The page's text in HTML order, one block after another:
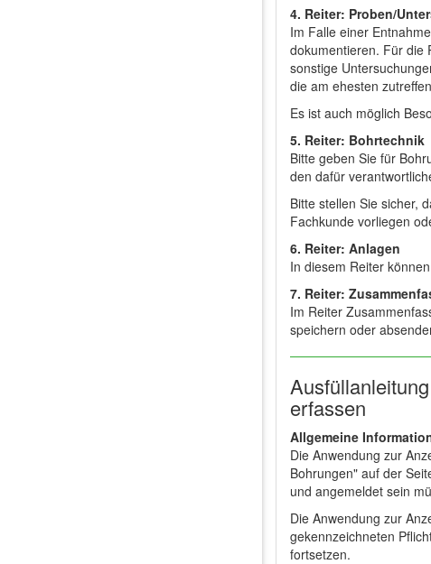
4. Reiter: Proben/
Im Falle einer
dokumentieren. Für die
sonstige
die am ehesten
Es ist auch möglich
5. Reiter: Bohrtechnik
Bitte geben Sie für
den dafür
Bitte stellen Sie sicher,
Fachkunde vorliegen
6. Reiter: Anlagen
In diesem Reiter
7. Reiter:
Im Reiter
speichern oder
erfassen
Allgemeine
Die Anwendung zur
Bohrungen" auf der
und angemeldet sein
Die Anwendung zur
gekennzeichneten
fortsetzen.